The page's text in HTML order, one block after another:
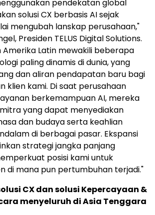
pendekatan global
solusi CX berbasis AI sejak
mengubah lanskap perusahaan,"
Presiden TELUS Digital Solutions.
Amerika Latin mewakili beberapa
paling dinamis di dunia, yang
dan aliran pendapatan baru bagi
klien kami. Di saat perusahaan
berkemampuan AI, mereka
yang dapat menyediakan
dan budaya serta keahlian
di berbagai pasar. Ekspansi
strategi jangka panjang
posisi kami untuk
di mana pun pertumbuhan terjadi."
CX dan solusi Kepercayaan &
menyeluruh di Asia Tenggara